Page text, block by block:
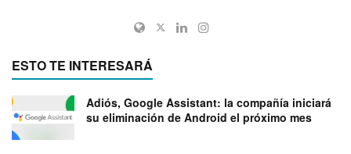
ESTO TE INTERESARÁ
Adiós, Google Assistant: la compañía iniciará
su eliminación de Android el próximo mes